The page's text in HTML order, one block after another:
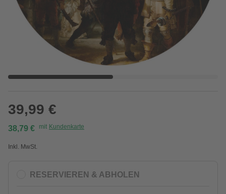
39,99 €
38,79 € mit Kundenkarte
Inkl. MwSt.
RESERVIEREN & ABHOLEN